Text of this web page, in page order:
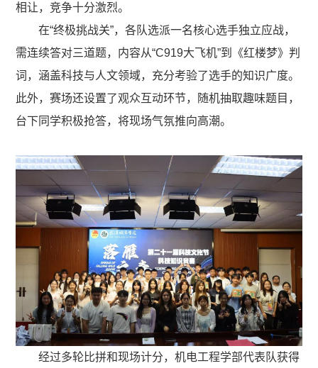
相让，竞争十分激烈。
在“终极挑战关”，各队选派一名核心选手独立应战，
需连续答对三道题，内容从“C919大飞机”到《红楼梦》判
词，涵盖科技与人文领域，充分考验了选手的知识广度。
此外，赛场还设置了观众互动环节，随机抽取趣味题目，
台下同学积极抢答，将现场气氛推向高潮。
经过多轮比拼和现场计分，机电工程学部代表队获得